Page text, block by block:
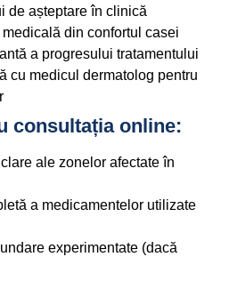
de așteptare în clinică
din confortul casei
a progresului tratamentului
cu medicul dermatolog pentru
consultația online:
ale zonelor afectate în
a medicamentelor utilizate
experimentate (dacă